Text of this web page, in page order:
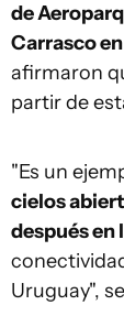
de
Carrasco
afirmaron
partir de
"Es un
cielos
después en
Uruguay",